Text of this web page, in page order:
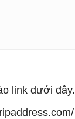
link dưới đây.